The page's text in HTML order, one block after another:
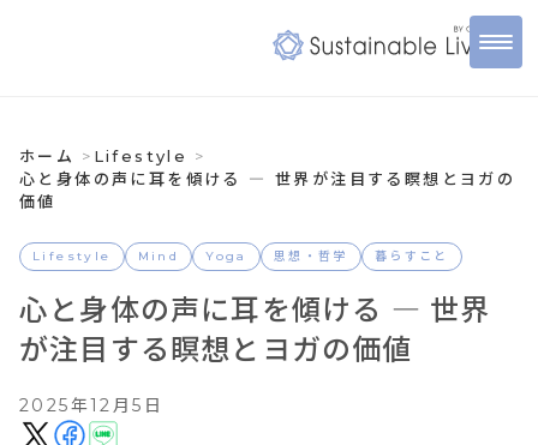
ホーム
Lifestyle
心と身体の声に耳を傾ける ― 世界が注目する瞑想とヨガの
価値
Lifestyle Mind Yoga 思想・哲学 暮らすこと
心と身体の声に耳を傾ける ― 世界
が注目する瞑想とヨガの価値
2025年12月5日